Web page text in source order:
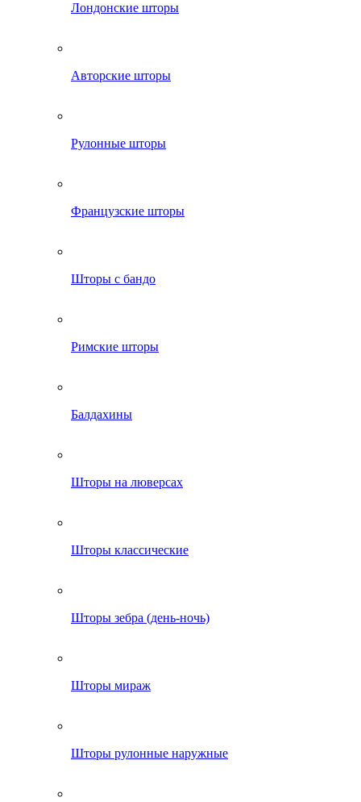
Лондонские шторы
Авторские шторы
Рулонные шторы
Французские шторы
Шторы с бандо
Римские шторы
Балдахины
Шторы на люверсах
Шторы классические
Шторы зебра (день-ночь)
Шторы мираж
Шторы рулонные наружные